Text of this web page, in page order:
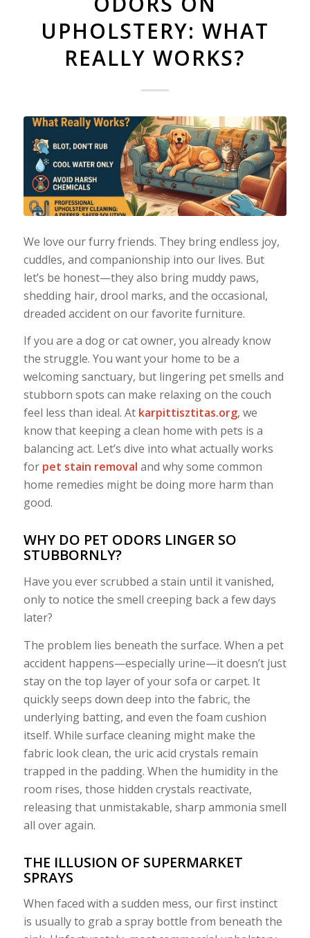
UPHOLSTERY: WHAT
REALLY WORKS?
We love our furry friends. They bring endless joy,
cuddles, and companionship into our lives. But
let’s be honest—they also bring muddy paws,
shedding hair, drool marks, and the occasional,
dreaded accident on our favorite furniture.
If you are a dog or cat owner, you already know
the struggle. You want your home to be a
welcoming sanctuary, but lingering pet smells and
stubborn spots can make relaxing on the couch
feel less than ideal. At karpittisztitas.org, we
know that keeping a clean home with pets is a
balancing act. Let’s dive into what actually works
for pet stain removal and why some common
home remedies might be doing more harm than
good.
WHY DO PET ODORS LINGER SO
STUBBORNLY?
Have you ever scrubbed a stain until it vanished,
only to notice the smell creeping back a few days
later?
The problem lies beneath the surface. When a pet
accident happens—especially urine—it doesn’t just
stay on the top layer of your sofa or carpet. It
quickly seeps down deep into the fabric, the
underlying batting, and even the foam cushion
itself. While surface cleaning might make the
fabric look clean, the uric acid crystals remain
trapped in the padding. When the humidity in the
room rises, those hidden crystals reactivate,
releasing that unmistakable, sharp ammonia smell
all over again.
THE ILLUSION OF SUPERMARKET
SPRAYS
When faced with a sudden mess, our first instinct
is usually to grab a spray bottle from beneath the